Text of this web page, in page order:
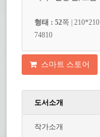
형태 : 52쪽 | 210*210
74810
스마트 스토어
도서소개
작가소개